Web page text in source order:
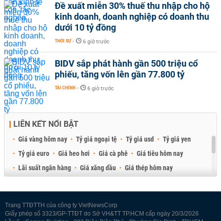
Đề xuất miễn 30% thuế thu nhập cho hộ
kinh doanh, doanh nghiệp có doanh thu
dưới 10 tỷ đồng
THỜI SỰ - 6 giờ trước
BIDV sắp phát hành gần 500 triệu cổ
phiếu, tăng vốn lên gần 77.800 tỷ
TÀI CHÍNH - 6 giờ trước
LIÊN KẾT NỔI BẬT
Giá vàng hôm nay Tỷ giá ngoại tệ Tỷ giá usd
Tỷ giá yen
Tỷ giá euro
Giá heo hơi Giá cà phê
Giá tiêu hôm nay
Lãi suất ngân hàng
Giá xăng dầu
Giá thép hôm nay
Trang TTĐTTH của công ty VietNewsCorp
Giấy phép số 3323/GP-TTĐT do Sở VH&TT TP.HCM cấp ngày 20/3/2026